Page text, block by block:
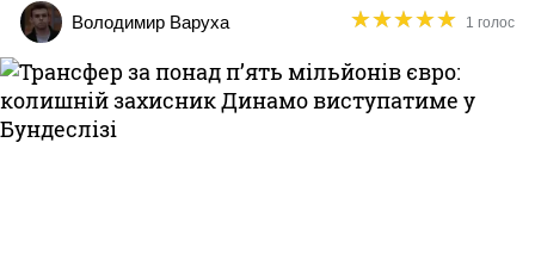
Володимир Варуха ★★★★★
★★★★★ 1 голос